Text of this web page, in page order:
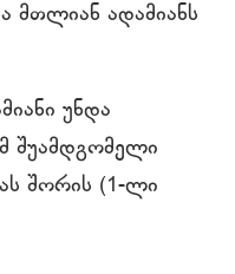
მთლიან ადამიანს
უნდა
შუამდგომელი
შორის (1-ლი